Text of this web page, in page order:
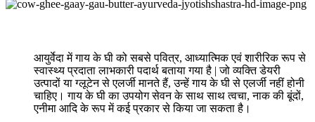
आयुर्वेदा में गाय के घी को सबसे पवित्र, आध्यात्मिक एवं शारीरिक रूप से
स्वास्थ्य प्रदाता लाभकारी पदार्थ बताया गया है | जो व्यक्ति डेयरी
उत्पादों या ग्लूटेन से एलर्जी मानते हैं, उन्हें गाय के घी से एलर्जी नहीं होनी
चाहिए। गाय के घी का उपयोग सेवन के साथ साथ त्वचा, नाक की बूंदों,
एनीमा आदि के रूप में कई प्रकार से किया जा सकता है।